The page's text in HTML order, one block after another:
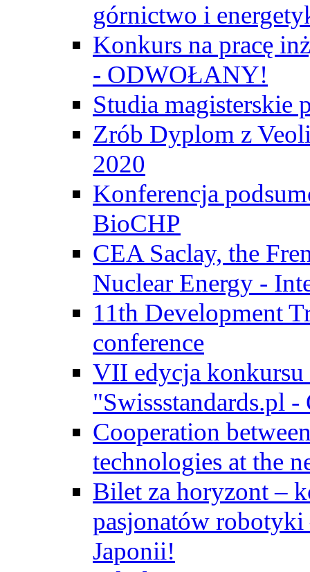
górnictwo i
Konkurs na pracę
- ODWOŁANY!
Studia magisterskie
Zrób Dyplom z
2020
Konferencja
BioCHP
CEA Saclay, the
Nuclear Energy -
11th Development
conference
VII edycja konkursu
"Swissstandards.pl
Cooperation
technologies at the
Bilet za horyzont –
pasjonatów
Japonii!